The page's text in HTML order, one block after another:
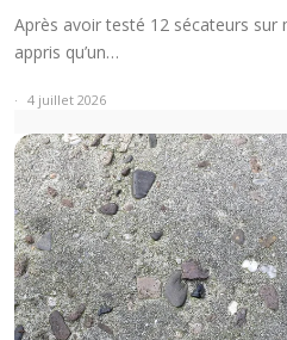
Après avoir testé 12 sécateurs sur
appris qu’un…
4 juillet 2026